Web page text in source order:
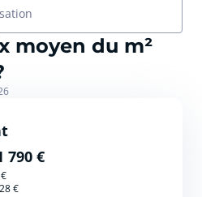
moyen du m²
790 €
€